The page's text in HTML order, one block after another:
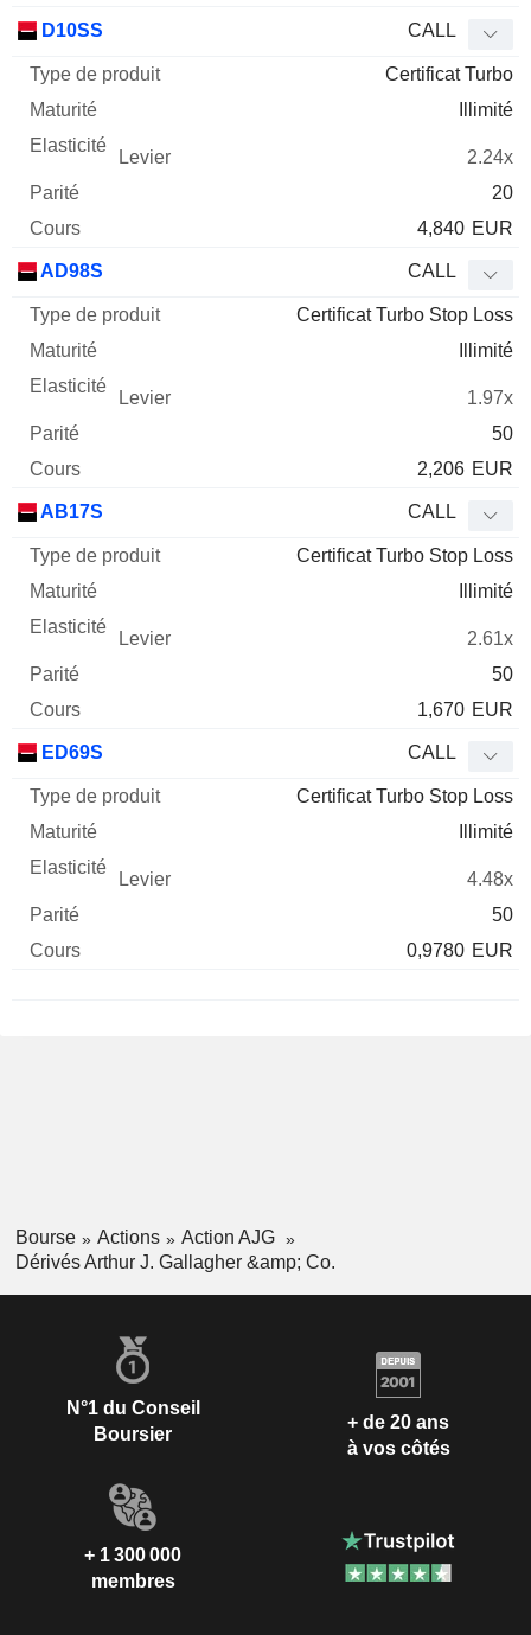
D10SS CALL
Certificat Turbo
Illimité
2.24x
20
4,840 EUR
AD98S CALL
Certificat Turbo Stop Loss
Illimité
1.97x
50
2,206 EUR
AB17S CALL
Certificat Turbo Stop Loss
Illimité
2.61x
50
1,670 EUR
ED69S CALL
Certificat Turbo Stop Loss
Illimité
4.48x
50
0,9780 EUR
Bourse Actions
Action AJG
Dérivés Arthur J. Gallagher &amp; Co.
N°1 du Conseil
Boursier
+ de 20 ans
à vos côtés
+ 1 300 000
membres